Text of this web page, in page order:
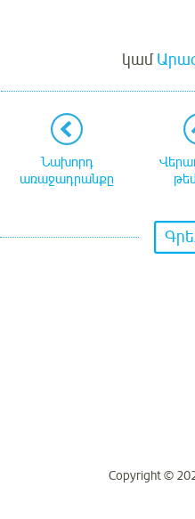
կամ
Նախորդ
առաջադրանքը
Copyright ©